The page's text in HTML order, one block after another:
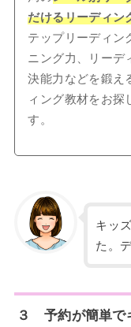
だけるリーディン
テップリーディン
ニング力、リーデ
決能力などを鍛え
ィング教材をお探
す。
キッ
た。
３ 予約が簡単で